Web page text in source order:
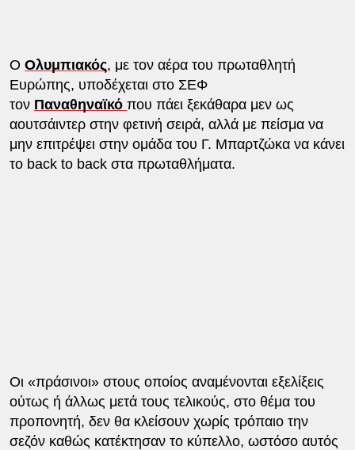
Ο Ολυμπιακός, με τον αέρα του πρωταθλητή
Ευρώπης, υποδέχεται στο ΣΕΦ
τον Παναθηναϊκό που πάει ξεκάθαρα μεν ως
αουτσάιντερ στην φετινή σειρά, αλλά με πείσμα να
μην επιτρέψει στην ομάδα του Γ. Μπαρτζώκα να κάνει
το back to back στα πρωταθλήματα.
Οι «πράσινοι» στους οποίος αναμένονται εξελίξεις
ούτως ή άλλως μετά τους τελικούς, στο θέμα του
προπονητή, δεν θα κλείσουν χωρίς τρόπαιο την
σεζόν καθώς κατέκτησαν το κύπελλο, ωστόσο αυτός